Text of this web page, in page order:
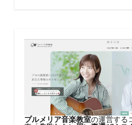
プルメリア音楽教室の運営する